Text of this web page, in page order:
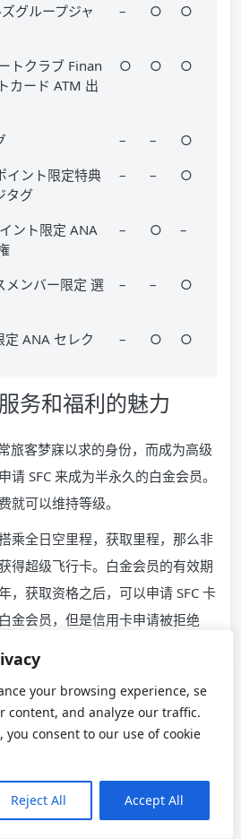
your browsing experience, se
content, and analyze our traffic.
you consent to our use of cookie
Reject All Accept All
グループジャ
– ○ ○
トクラブ Finan
カード ATM 出
○ ○ ○
– –
○
イント限定特典
タグ
– – ○
ント限定 ANA
– ○ –
メンバー限定 選
– – ○
定 ANA セレク
– ○ ○
务和福利的魅力
旅客梦寐以求的身份，而成为高级
SFC 来成为半永久的白金会员。
就可以维持等级。
乘全日空里程，获取里程，那么非
得超级飞行卡。白金会员的有效期
，获取资格之后，可以申请 SFC 卡
金会员，但是信用卡申请被拒绝
超级飞行者会员资格的卡片，获得
换卡片。
乐部 ANA 高级会员
Points SFC Sky Coins
什么是全日空高级会员？
如何成为全日空高级会员？
ANA 高级会员等级服务优惠列表
ANA 高级会员服务和福利的魅力